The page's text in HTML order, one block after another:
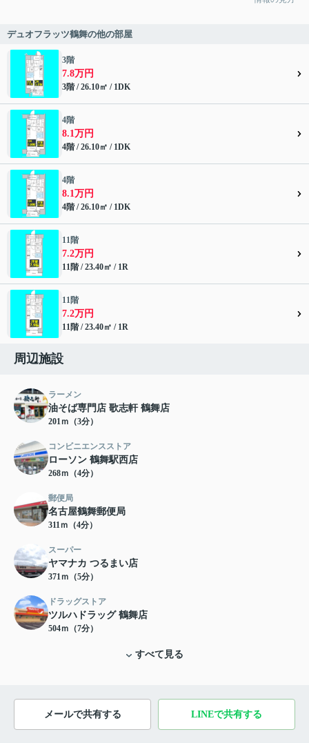
デュオフラッツ鶴舞の他の部屋
3階
7.8万円
3階 / 26.10㎡ / 1DK
4階
8.1万円
4階 / 26.10㎡ / 1DK
4階
8.1万円
4階 / 26.10㎡ / 1DK
11階
7.2万円
11階 / 23.40㎡ / 1R
11階
7.2万円
11階 / 23.40㎡ / 1R
周辺施設
ラーメン
油そば専門店 歌志軒 鶴舞店
201ｍ（3分）
コンビニエンスストア
ローソン 鶴舞駅西店
268ｍ（4分）
郵便局
名古屋鶴舞郵便局
311ｍ（4分）
スーパー
ヤマナカ つるまい店
371ｍ（5分）
ドラッグストア
ツルハドラッグ 鶴舞店
504ｍ（7分）
すべて見る
メールで共有する LINEで共有する